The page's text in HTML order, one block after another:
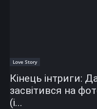
Love Story
Кінець інтриги:
засвітився на
(і...